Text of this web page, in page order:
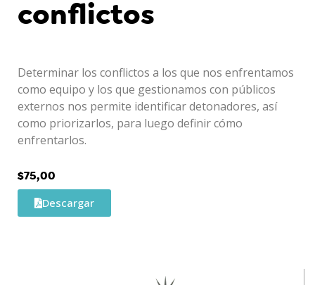
conflictos
Determinar los conflictos a los que nos enfrentamos
como equipo y los que gestionamos con públicos
externos nos permite identificar detonadores, así
como priorizarlos, para luego definir cómo
enfrentarlos.
$75,00
Descargar